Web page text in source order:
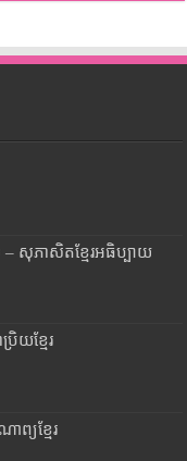
ភាសិតខ្មែរអធិប្បាយ
យខ្មែរ
យខ្មែរ